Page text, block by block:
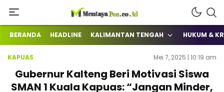
mentayapos.co.id
Terkini Mengabarkan
BERANDA HEADLINE KALIMANTAN TENGAH HUKUM &
KAPUAS Mei 7, 2025 | 10:19 am
Gubernur Kalteng Beri Motivasi Siswa
SMAN 1 Kuala Kapuas: “Jangan Minder,